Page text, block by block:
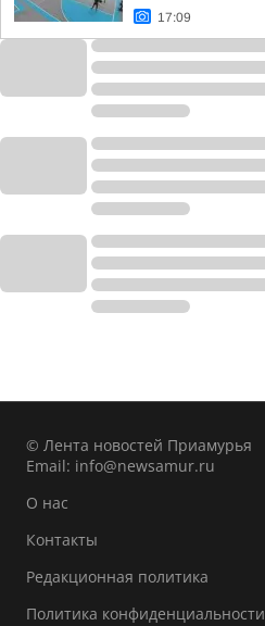
17:09
© Лента новостей Приамурья
Email: info@newsamur.ru
О нас
Контакты
Редакционная политика
Политика конфиденциальности